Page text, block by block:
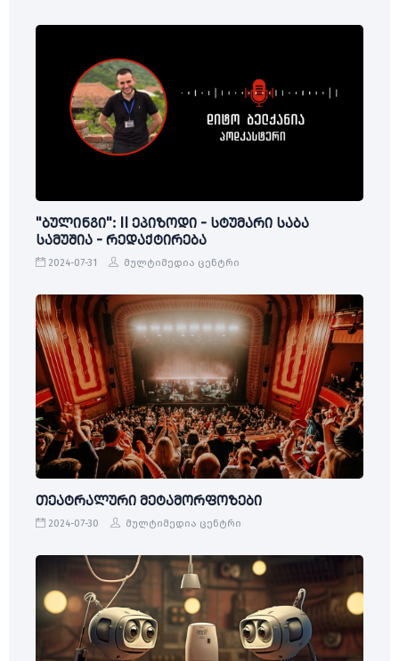
"ბულინგი": II ეპიზოდი - სტუმარი საბა
სამუშია - რედაქტირება
2024-07-31 მულტიმედია ცენტრი
თეატრალური მეტამორფოზები
2024-07-30 მულტიმედია ცენტრი